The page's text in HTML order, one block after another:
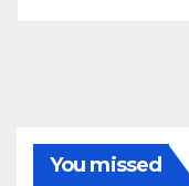
You missed